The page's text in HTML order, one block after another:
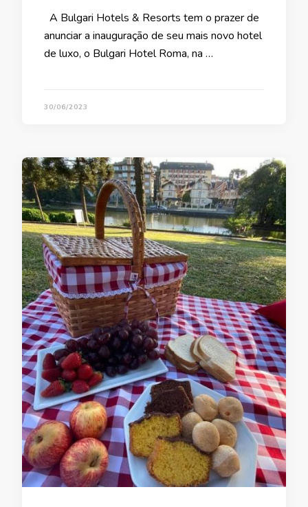
A Bulgari Hotels & Resorts tem o prazer de
anunciar a inauguração de seu mais novo hotel
de luxo, o Bulgari Hotel Roma, na …
30/06/2023